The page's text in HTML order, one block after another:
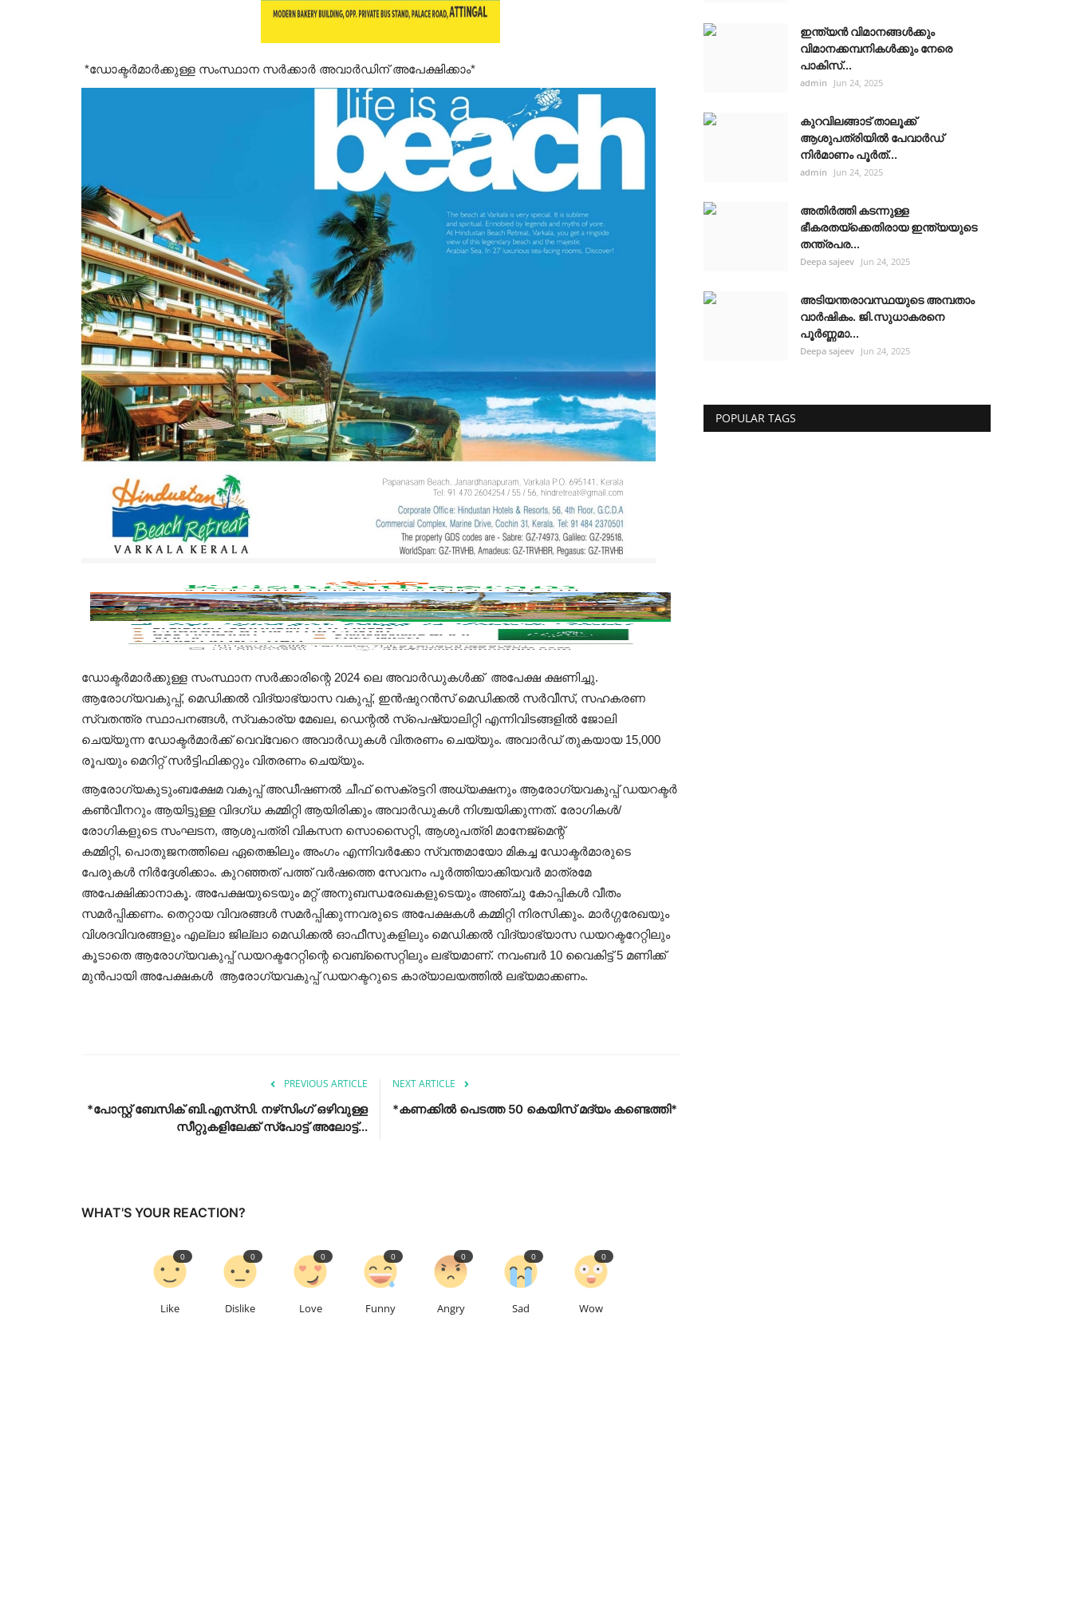
*ഡോക്ടർമാർക്കുള്ള സംസ്ഥാന സർക്കാർ അവാർഡിന് അപേക്ഷിക്കാം*
ഡോക്ടർമാർക്കുള്ള സംസ്ഥാന സർക്കാരിന്റെ 2024 ലെ അവാർഡുകൾക്ക് അപേക്ഷ ക്ഷണിച്ചു.
ആരോഗ്യവകുപ്പ്, മെഡിക്കൽ വിദ്യാഭ്യാസ വകുപ്പ്, ഇൻഷുറൻസ് മെഡിക്കൽ സർവീസ്, സഹകരണ
സ്വതന്ത്ര സ്ഥാപനങ്ങൾ, സ്വകാര്യ മേഖല, ഡെന്റൽ സ്‌പെഷ്യാലിറ്റി എന്നിവിടങ്ങളിൽ ജോലി
ചെയ്യുന്ന ഡോക്ടർമാർക്ക് വെവ്വേറെ അവാർഡുകൾ വിതരണം ചെയ്യും. അവാർഡ് തുകയായ 15,000
രൂപയും മെറിറ്റ് സർട്ടിഫിക്കറ്റും വിതരണം ചെയ്യും.
ആരോഗ്യകുടുംബക്ഷേമ വകുപ്പ് അഡീഷണൽ ചീഫ് സെക്രട്ടറി അധ്യക്ഷനും ആരോഗ്യവകുപ്പ് ഡയറക്ടർ
കൺവീനറും ആയിട്ടുള്ള വിദഗ്ധ കമ്മിറ്റി ആയിരിക്കും അവാർഡുകൾ നിശ്ചയിക്കുന്നത്. രോഗികൾ/
രോഗികളുടെ സംഘടന, ആശുപത്രി വികസന സൊസൈറ്റി, ആശുപത്രി മാനേജ്‌മെന്റ്
കമ്മിറ്റി, പൊതുജനത്തിലെ ഏതെങ്കിലും അംഗം എന്നിവർക്കോ സ്വന്തമായോ മികച്ച ഡോക്ടർമാരുടെ
പേരുകൾ നിർദ്ദേശിക്കാം. കുറഞ്ഞത് പത്ത് വർഷത്തെ സേവനം പൂർത്തിയാക്കിയവർ മാത്രമേ
അപേക്ഷിക്കാനാകൂ. അപേക്ഷയുടെയും മറ്റ് അനുബന്ധരേഖകളുടെയും അഞ്ചു കോപ്പികൾ വീതം
സമർപ്പിക്കണം. തെറ്റായ വിവരങ്ങൾ സമർപ്പിക്കുന്നവരുടെ അപേക്ഷകൾ കമ്മിറ്റി നിരസിക്കും. മാർഗ്ഗരേഖയും
വിശദവിവരങ്ങളും എല്ലാ ജില്ലാ മെഡിക്കൽ ഓഫീസുകളിലും മെഡിക്കൽ വിദ്യാഭ്യാസ ഡയറക്ടറേറ്റിലും
കൂടാതെ ആരോഗ്യവകുപ്പ് ഡയറക്ടറേറ്റിന്റെ വെബ്‌സൈറ്റിലും ലഭ്യമാണ്. നവംബർ 10 വൈകിട്ട് 5 മണിക്ക്
മുൻപായി അപേക്ഷകൾ ആരോഗ്യവകുപ്പ് ഡയറക്ടറുടെ കാര്യാലയത്തിൽ ലഭ്യമാക്കണം.
PREVIOUS ARTICLE
*പോസ്റ്റ് ബേസിക് ബി.എസ്‌സി. നഴ്‌സിംഗ് ഒഴിവുള്ള
സീറ്റുകളിലേക്ക് സ്‌പോട്ട് അലോട്ട്...
NEXT ARTICLE
*കണക്കിൽ പെടത്ത 50 കെയിസ് മദ്യം കണ്ടെത്തി*
WHAT'S YOUR REACTION?
Like
0
Dislike
0
Love
0
Funny
0
Angry
0
Sad
0
Wow
0
ഇന്ത്യൻ വിമാനങ്ങൾക്കും
വിമാനക്കമ്പനികൾക്കും നേരെ
പാകിസ്...
admin Jun 24, 2025
കുറവിലങ്ങാട് താലൂക്ക്
ആശുപത്രിയിൽ പേവാർഡ്
നിർമാണം പൂർത്...
admin Jun 24, 2025
അതിർത്തി കടന്നുള്ള
ഭീകരതയ്ക്കെതിരായ ഇന്ത്യയുടെ
തന്ത്രപര...
Deepa sajeev Jun 24, 2025
അടിയന്തരാവസ്ഥയുടെ അമ്പതാം
വാർഷികം. ജി.സുധാകരനെ
പൂർണ്ണമാ...
Deepa sajeev Jun 24, 2025
POPULAR TAGS